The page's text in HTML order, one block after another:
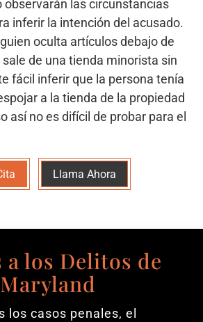
observarán las circunstancias
inferir la intención del acusado.
oculta artículos debajo de
de una tienda minorista sin
fácil inferir que la persona tenía
a la tienda de la propiedad
así no es difícil de probar para el
Llama Ahora
a los Delitos de
los casos penales, el